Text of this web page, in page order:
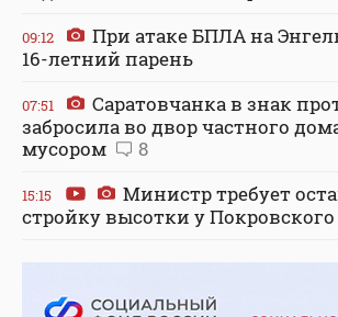
09:12
При атаке БПЛА на
16-летний парень
07:51
Саратовчанка в знак
забросила во двор частного
мусором
8
15:15
Министр требует
стройку высотки у Покровского